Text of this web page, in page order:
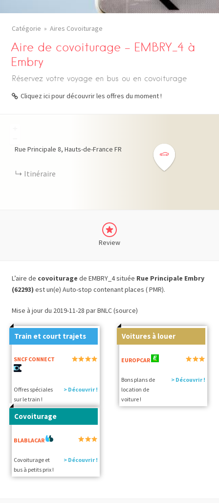
Catégorie Aires Covoiturage
Aire de covoiturage – EMBRY_4 à
Embry
Réservez votre voyage en bus ou en covoiturage
Cliquez ici pour découvrir les offres du moment !
Rue Principale 8 Hauts-de-France FR
Itinéraire
Review
L’aire de covoiturage de EMBRY_4 située Rue Principale Embry
(62293) est un(e) Auto-stop contenant places ( PMR).
Mise à jour du 2019-11-28 par BNLC (source)
Train et court trajets
SNCF CONNECT
Offres spéciales
sur le train !
> Découvrir !
Voitures à louer
EUROPCAR
Bons plans de
location de
voiture !
> Découvrir !
Covoiturage
BLABLACAR
Covoiturage et
bus à petits prix !
> Découvrir !